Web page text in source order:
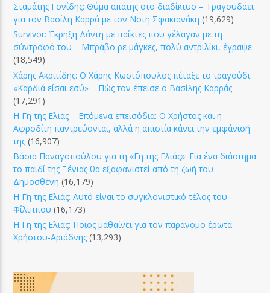
Σταμάτης Γονίδης: Θύμα απάτης στο διαδίκτυο – Τραγουδάει
για τον Βασίλη Καρρά με τον Νοτη Σφακιανάκη (19,629)
Survivor: Έκρηξη Δάντη με παίκτες που γέλαγαν με τη
σύντροφό του – Μπράβο ρε μάγκες, πολύ αντριλίκι, έγραψε
(18,549)
Χάρης Ακριτίδης: Ο Χάρης Κωστόπουλος πέταξε το τραγούδι
«Καρδιά είσαι εσύ» – Πώς τον έπεισε ο Βασίλης Καρράς
(17,291)
Η Γη της Ελιάς – Επόμενα επεισόδια: Ο Χρήστος και η
Αφροδίτη παντρεύονται, αλλά η απιστία κάνει την εμφάνισή
της (16,907)
Βάσια Παναγοπούλου για τη «Γη της Ελιάς»: Για ένα διάστημα
το παιδί της Ξένιας θα εξαφανιστεί από τη ζωή του
Δημοσθένη (16,179)
Η Γη της Ελιάς: Αυτό είναι το συγκλονιστικό τέλος του
Φίλιππου (16,173)
Η Γη της Ελιάς: Ποιος μαθαίνει για τον παράνομο έρωτα
Χρήστου-Αριάδνης (13,293)